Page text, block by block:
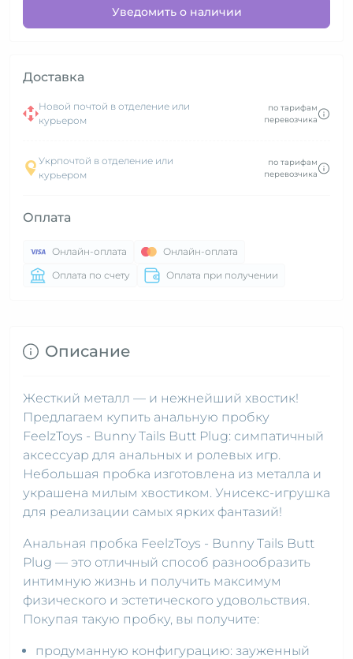
Уведомить о наличии
Доставка
Новой почтой в отделение или
курьером
по тарифам
перевозчика
Укрпочтой в отделение или
курьером
по тарифам
перевозчика
Оплата
Онлайн-оплата
Онлайн-оплата
Оплата по счету
Оплата при получении
Описание
Жесткий металл — и нежнейший хвостик!
Предлагаем купить анальную пробку
FeelzToys - Bunny Tails Butt Plug: симпатичный
аксессуар для анальных и ролевых игр.
Небольшая пробка изготовлена из металла и
украшена милым хвостиком. Унисекс-игрушка
для реализации самых ярких фантазий!
Анальная пробка FeelzToys - Bunny Tails Butt
Plug — это отличный способ разнообразить
интимную жизнь и получить максимум
физического и эстетического удовольствия.
Покупая такую пробку, вы получите:
продуманную конфигурацию: зауженный